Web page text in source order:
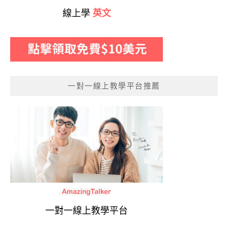
線上學 英文
一對一線上教學平台推薦
一對一線上教學平台